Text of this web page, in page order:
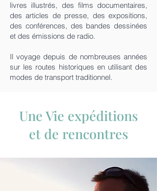
livres illustrés, des films documentaires,
des articles de presse, des expositions,
des conférences, des bandes dessinées
et des émissions de radio.
Il voyage depuis de nombreuses années
sur les routes historiques en utilisant des
modes de transport traditionnel.
Une Vie expéditions
et de rencontres